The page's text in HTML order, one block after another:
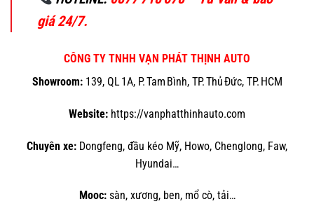
giá 24/7.
CÔNG TY TNHH VẠN PHÁT THỊNH AUTO
Showroom:139, QL 1A, P. Tam Bình, TP. Thủ Đức, TP. HCM
Website: https://vanphatthinhauto.com
Chuyên xe: Dongfeng, đầu kéo Mỹ, Howo, Chenglong, Faw,
Hyundai…
Mooc:sàn, xương, ben, mổ cò, tải…